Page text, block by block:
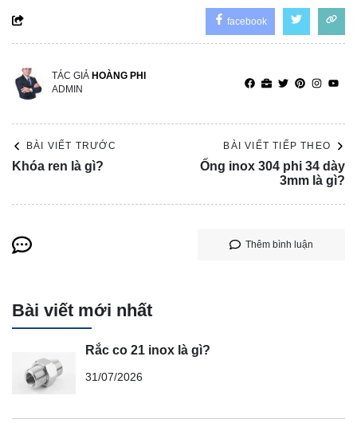
facebook
TÁC GIẢ HOÀNG PHI
ADMIN
BÀI VIẾT TRƯỚC
Khóa ren là gì?
BÀI VIẾT TIẾP THEO
Ống inox 304 phi 34 dày
3mm là gì?
Thêm bình luận
Bài viết mới nhất
Rắc co 21 inox là gì?
31/07/2026